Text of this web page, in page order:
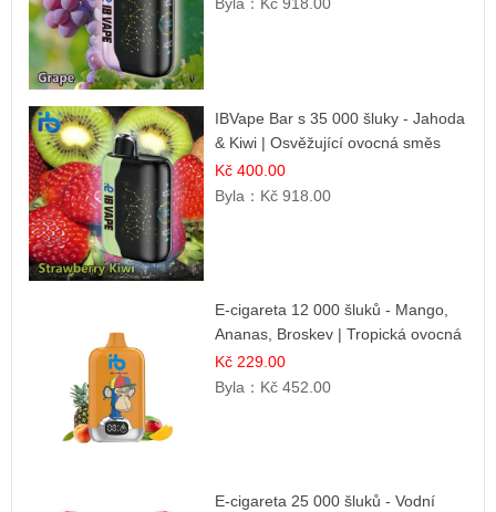
Byla： Kč 918.00
IBVape Bar s 35 000 šluky - Jahoda
& Kiwi | Osvěžující ovocná směs
Kč 400.00
Byla： Kč 918.00
E-cigareta 12 000 šluků - Mango,
Ananas, Broskev | Tropická ovocná
směs
Kč 229.00
Byla： Kč 452.00
E-cigareta 25 000 šluků - Vodní